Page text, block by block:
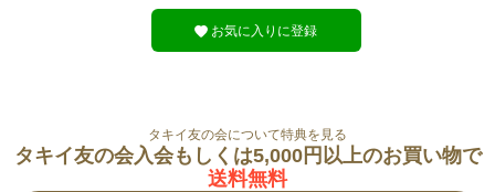
お気に入りに登録
タキイ友の会について特典を見る
タキイ友の会入会もしくは5,000円以上のお買い物で
送料無料